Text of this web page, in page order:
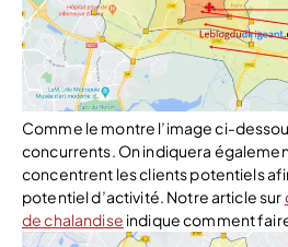
Comme le montre l’image ci-
concurrents. On indiquera
concentrent les clients potentiels
potentiel d’activité. Notre article sur
de chalandise indique comment